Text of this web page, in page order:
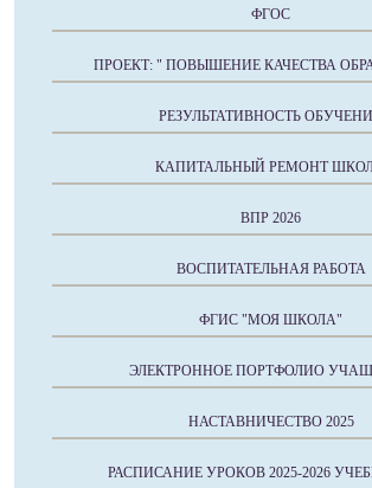
ФГОС
ПРОЕКТ: " ПОВЫШЕНИЕ КАЧЕСТВА
РЕЗУЛЬТАТИВНОСТЬ
КАПИТАЛЬНЫЙ РЕМОНТ
ВПР 2026
ВОСПИТАТЕЛЬНАЯ РАБОТА
ФГИС "МОЯ ШКОЛА"
ЭЛЕКТРОННОЕ ПОРТФОЛИО
НАСТАВНИЧЕСТВО 2025
РАСПИСАНИЕ УРОКОВ 2025-2026